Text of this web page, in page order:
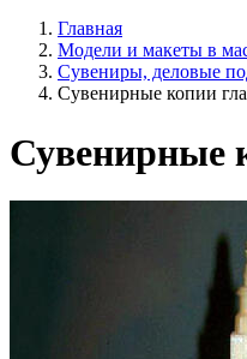
Главная
Модели и макеты в
Сувениры, деловые
Сувенирные копии
Сувенирные